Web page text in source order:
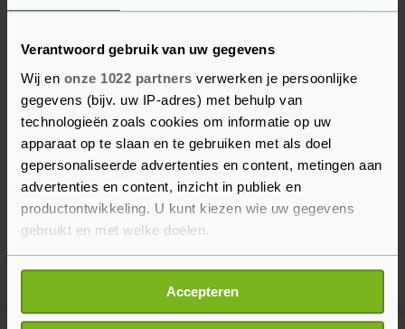
Verantwoord gebruik van uw gegevens
Wij en onze 1022 partners verwerken je persoonlijke
gegevens (bijv. uw IP-adres) met behulp van
technologieën zoals cookies om informatie op uw
apparaat op te slaan en te gebruiken met als doel
gepersonaliseerde advertenties en content, metingen aan
advertenties en content, inzicht in publiek en
productontwikkeling. U kunt kiezen wie uw gegevens
gebruikt en met welke doelen.
Als u het toestaat, willen we ook graag:
Informatie verzamelen over uw geografische
locatie, die tot een paar meter nauwkeurig kan zijn
Accepteren